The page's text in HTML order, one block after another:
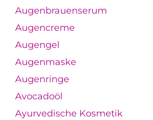
Augenbrauenserum
Augencreme
Augengel
Augenmaske
Augenringe
Avocadoöl
Ayurvedische Kosmetik